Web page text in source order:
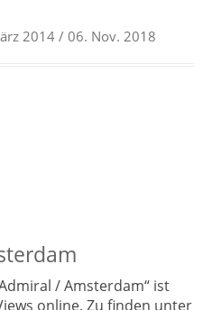
2014/ 06. Nov. 2018
/ Amsterdam“ ist
online. Zu finden unter